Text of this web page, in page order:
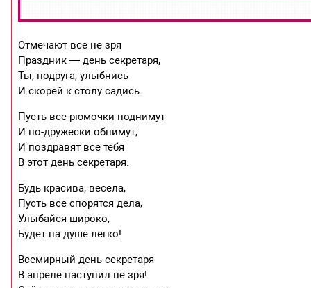
Отмечают все не зря
Праздник — день секретаря,
Ты, подруга, улыбнись
И скорей к столу садись.
Пусть все рюмочки поднимут
И по-дружески обнимут,
И поздравят все тебя
В этот день секретаря.
Будь красива, весела,
Пусть все спорятся дела,
Улыбайся широко,
Будет на душе легко!
Всемирный день секретаря
В апреле наступил не зря!